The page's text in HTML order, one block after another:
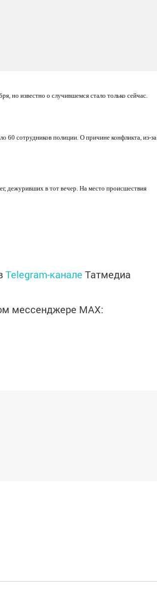
но известно о случившемся стало только сейчас.
60 сотрудников полиции. О причине конфликта, из-за
дежуривших в тот вечер. На место происшествия
Telegram-канале Татмедиа
мессенджере MАХ: